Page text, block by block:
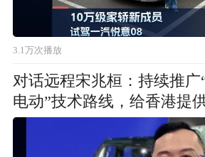
3.1万次播放
对话远程宋兆桓：持续推广
电动”技术路线，给香港提
慧交通解决方案